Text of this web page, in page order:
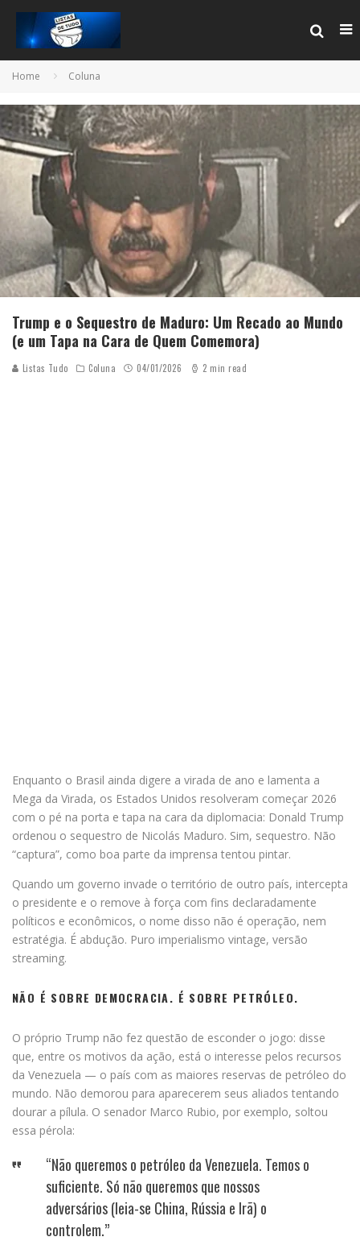
Home Coluna
Trump e o Sequestro de Maduro: Um Recado ao Mundo
(e um Tapa na Cara de Quem Comemora)
Listas Tudo Coluna 04/01/2026 2 min read
Enquanto o Brasil ainda digere a virada de ano e lamenta a
Mega da Virada, os Estados Unidos resolveram começar 2026
com o pé na porta e tapa na cara da diplomacia: Donald Trump
ordenou o sequestro de Nicolás Maduro. Sim, sequestro. Não
“captura”, como boa parte da imprensa tentou pintar.
Quando um governo invade o território de outro país, intercepta
o presidente e o remove à força com fins declaradamente
políticos e econômicos, o nome disso não é operação, nem
estratégia. É abdução. Puro imperialismo vintage, versão
streaming.
NÃO É SOBRE DEMOCRACIA. É SOBRE PETRÓLEO.
O próprio Trump não fez questão de esconder o jogo: disse
que, entre os motivos da ação, está o interesse pelos recursos
da Venezuela — o país com as maiores reservas de petróleo do
mundo. Não demorou para aparecerem seus aliados tentando
dourar a pílula. O senador Marco Rubio, por exemplo, soltou
essa pérola:
“Não queremos o petróleo da Venezuela. Temos o
suficiente. Só não queremos que nossos
adversários (leia-se China, Rússia e Irã) o
controlem.”